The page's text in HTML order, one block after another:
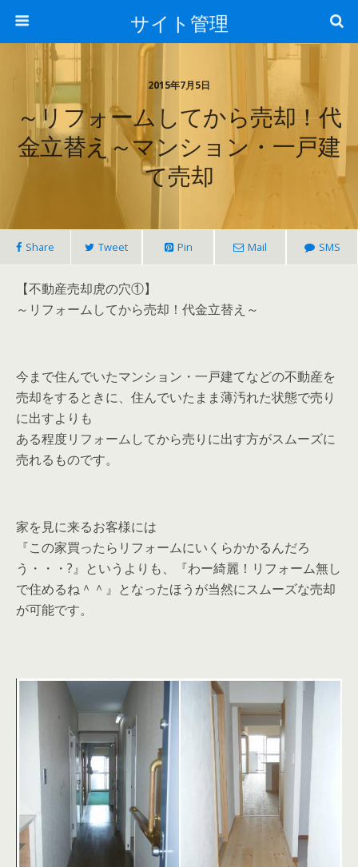
サイト管理
2015年7月5日
～リフォームしてから売却！代
金立替え～マンション・一戸建
て売却
Share Tweet Pin Mail SMS
【不動産売却虎の穴①】
～リフォームしてから売却！代金立替え～
今まで住んでいたマンション・一戸建てなどの不動産を
売却をするときに、住んでいたまま薄汚れた状態で売り
に出すよりも
ある程度リフォームしてから売りに出す方がスムーズに
売れるものです。
家を見に来るお客様には
『この家買ったらリフォームにいくらかかるんだろ
う・・・?』というよりも、『わー綺麗！リフォーム無し
で住めるね＾＾』となったほうが当然にスムーズな売却
が可能です。